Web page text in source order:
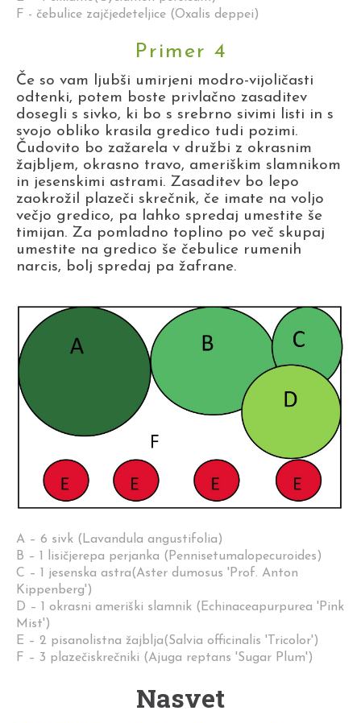
F - čebulice zajčjedeteljice (Oxalis deppei)
Primer 4
Če so vam ljubši umirjeni modro-vijoličasti
odtenki, potem boste privlačno zasaditev
dosegli s sivko, ki bo s srebrno sivimi listi in s
svojo obliko krasila gredico tudi pozimi.
Čudovito bo zažarela v družbi z okrasnim
žajbljem, okrasno travo, ameriškim slamnikom
in jesenskimi astrami. Zasaditev bo lepo
zaokrožil plazeči skrečnik, če imate na voljo
večjo gredico, pa lahko spredaj umestite še
timijan. Za pomladno toplino po več skupaj
umestite na gredico še čebulice rumenih
narcis, bolj spredaj pa žafrane.
A – 6 sivk (Lavandula angustifolia)
B – 1 lisičjerepa perjanka (Pennisetumalopecuroides)
C – 1 jesenska astra(Aster dumosus 'Prof. Anton
Kippenberg')
D – 1 okrasni ameriški slamnik (Echinaceapurpurea 'Pink
Mist')
E – 2 pisanolistna žajblja(Salvia officinalis 'Tricolor')
F – 3 plazečiskrečniki (Ajuga reptans 'Sugar Plum')
Nasvet